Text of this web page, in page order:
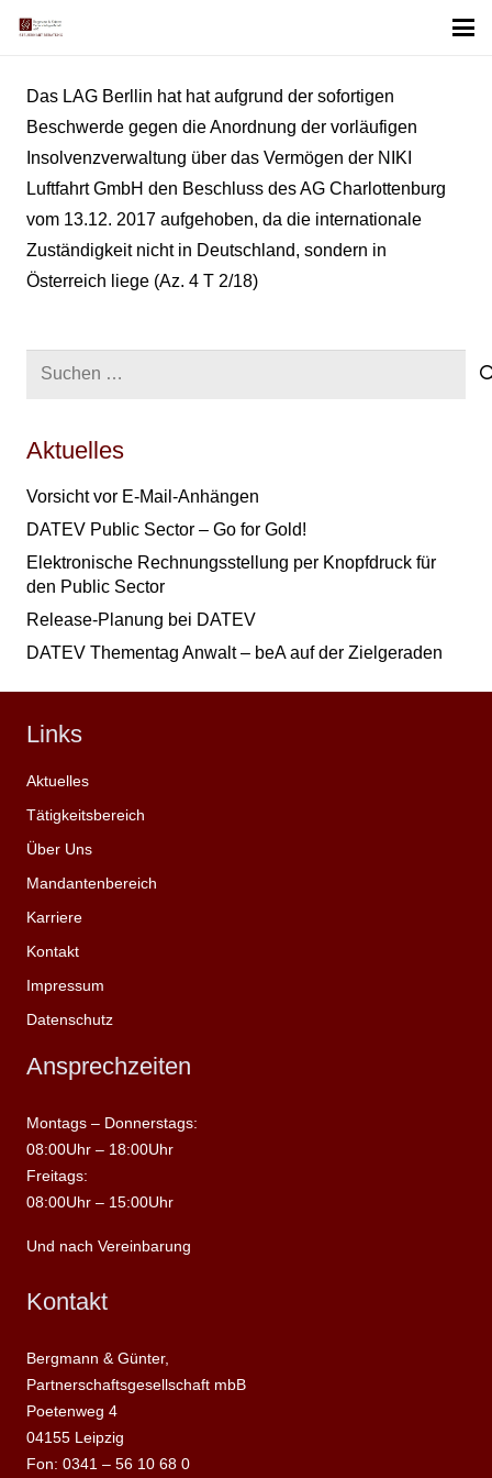
Das LAG Berllin hat hat aufgrund der sofortigen
Beschwerde gegen die Anordnung der vorläufigen
Insolvenzverwaltung über das Vermögen der NIKI
Luftfahrt GmbH den Beschluss des AG Charlottenburg
vom 13.12. 2017 aufgehoben, da die internationale
Zuständigkeit nicht in Deutschland, sondern in
Österreich liege (Az. 4 T 2/18)
Suchen
Aktuelles
Vorsicht vor E-Mail-Anhängen
DATEV Public Sector – Go for Gold!
Elektronische Rechnungsstellung per Knopfdruck für
den Public Sector
Release-Planung bei DATEV
DATEV Thementag Anwalt – beA auf der Zielgeraden
Links
Aktuelles
Tätigkeitsbereich
Über Uns
Mandantenbereich
Karriere
Kontakt
Impressum
Datenschutz
Ansprechzeiten
Montags – Donnerstags:
08:00Uhr – 18:00Uhr
Freitags:
08:00Uhr – 15:00Uhr
Und nach Vereinbarung
Kontakt
Bergmann & Günter,
Partnerschaftsgesellschaft mbB
Poetenweg 4
04155 Leipzig
Fon: 0341 – 56 10 68 0